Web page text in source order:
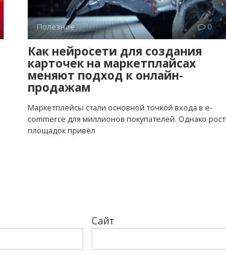
Полезное 0
Как нейросети для создания
карточек на маркетплайсах
меняют подход к онлайн-
продажам
Маркетплейсы стали основной точкой входа в e-
commerce для миллионов покупателей. Однако рост
площадок привёл
Сайт